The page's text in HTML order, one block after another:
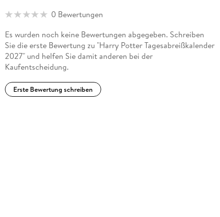
0 Bewertungen
Es wurden noch keine Bewertungen abgegeben. Schreiben
Sie die erste Bewertung zu "Harry Potter Tagesabreißkalender
2027" und helfen Sie damit anderen bei der
Kaufentscheidung.
Erste Bewertung schreiben